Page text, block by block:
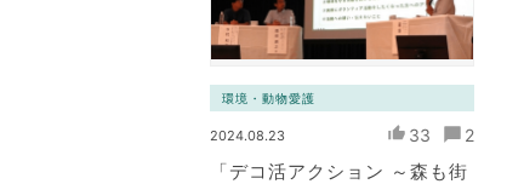
環境・動物愛護
2024.08.23 33 2
「デコ活アクション ～森も街